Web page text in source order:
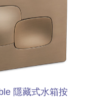
隱藏式水箱按